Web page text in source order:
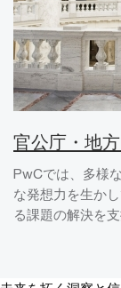
官公庁・地
PwCでは、多様
な発想力を生か
る課題の解決を